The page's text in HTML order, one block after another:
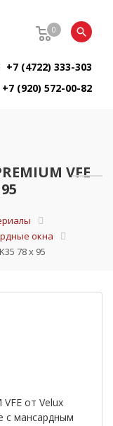
0
+7 (4722) 333-303
+7 (920) 572-00-82
VFE
окна
78 x 95
от Velux
с мансардным